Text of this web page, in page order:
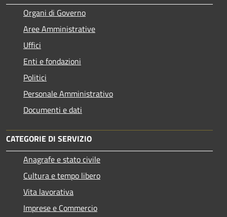
Organi di Governo
Aree Amministrative
Uffici
Enti e fondazioni
Politici
Personale Amministrativo
Documenti e dati
CATEGORIE DI SERVIZIO
Anagrafe e stato civile
Cultura e tempo libero
Vita lavorativa
Imprese e Commercio